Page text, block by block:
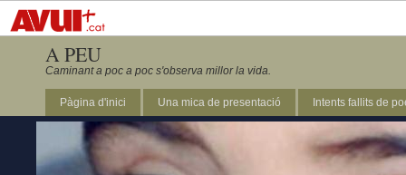
A PEU
Caminant a poc a poc s'observa millor la vida.
Pàgina d'inici Una mica de presentació Intents fallits de